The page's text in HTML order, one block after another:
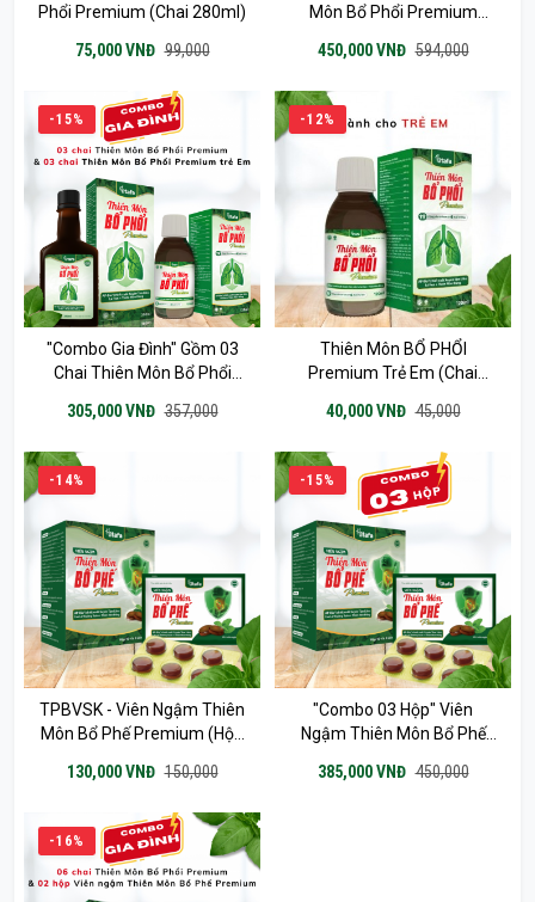
Phổi Premium (chai 280ml)
75,000 VNĐ 99,000
Môn Bổ Phổi Premium
450,000 VNĐ 594,000
-15%
"Combo Gia Đình" Gồm 03
Chai Thiên Môn Bổ Phổi
Thiên Môn Bổ Phổi
305,000 VNĐ 357,000
-12%
Thiên Môn BỔ PHỔI
Premium Trẻ Em (chai
40,000 VNĐ 45,000
-14%
TPBVSK - Viên Ngậm Thiên
Môn Bổ Phế Premium (Hộp
ĐƯỜNG)
130,000 VNĐ 150,000
-15%
"Combo 03 Hộp" Viên
Ngậm Thiên Môn Bổ Phế
385,000 VNĐ 450,000
-16%